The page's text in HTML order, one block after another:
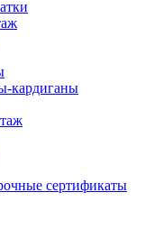
кардиганы
сертификаты